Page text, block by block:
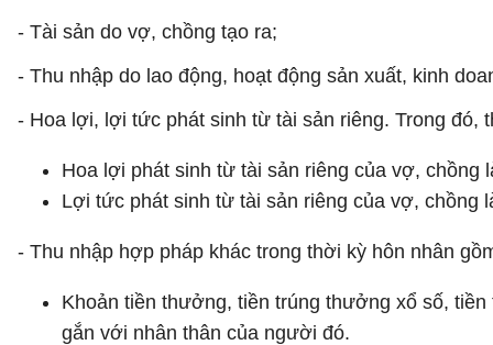
- Tài sản do vợ, chồng tạo ra;
- Thu nhập do lao động, hoạt động sản xuất, kinh
- Hoa lợi, lợi tức phát sinh từ tài sản riêng. Trong đó,
Hoa lợi phát sinh từ tài sản riêng của vợ,
Lợi tức phát sinh từ tài sản riêng của vợ, chồng
- Thu nhập hợp pháp khác trong thời kỳ hôn nhân
Khoản tiền thưởng, tiền trúng thưởng xổ số,
gắn với nhân thân của người đó.